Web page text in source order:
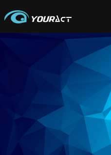
BACK TO PORTFOLIO